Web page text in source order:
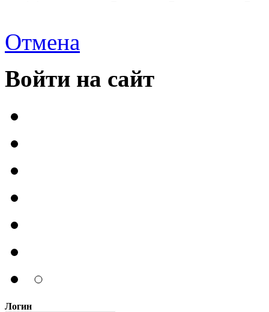
Отмена
Войти на сайт
Логин